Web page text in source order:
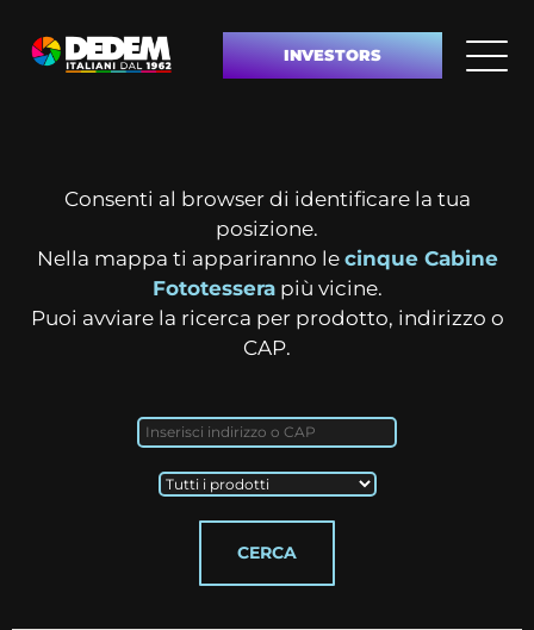
INVESTORS
Consenti al browser di identificare la tua
posizione.
Nella mappa ti appariranno le cinque Cabine
Fototesserapiù vicine.
Puoi avviare la ricerca per prodotto, indirizzo o
CAP.
CERCA